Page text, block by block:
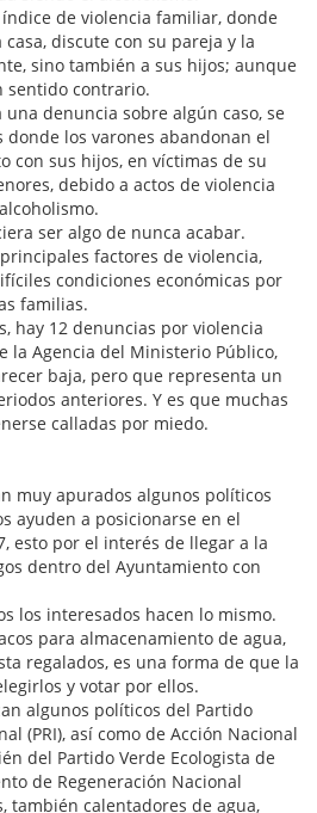
de violencia familiar, donde
discute con su pareja y la
sino también a sus hijos; aunque
sentido contrario.
denuncia sobre algún caso, se
donde los varones abandonan el
con sus hijos, en víctimas de su
debido a actos de violencia
ser algo de nunca acabar.
factores de violencia,
condiciones económicas por
familias.
hay 12 denuncias por violencia
la Agencia del Ministerio Público,
baja, pero que representa un
anteriores. Y es que muchas
calladas por miedo.
muy apurados algunos políticos
ayuden a posicionarse en el
esto por el interés de llegar a la
dentro del Ayuntamiento con
los interesados hacen lo mismo.
para almacenamiento de agua,
regalados, es una forma de que la
y votar por ellos.
algunos políticos del Partido
(PRI), así como de Acción Nacional
del Partido Verde Ecologista de
de Regeneración Nacional
también calentadores de agua,